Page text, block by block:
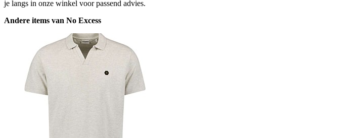
je langs in onze winkel voor passend advies.
Andere items van No Excess